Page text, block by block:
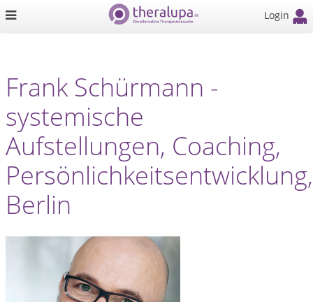
Login
Frank Schürmann -
systemische
Aufstellungen, Coaching,
Persönlichkeitsentwicklung,
Berlin